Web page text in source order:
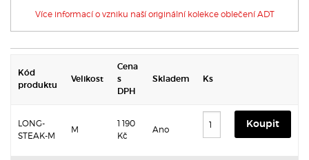
Více informací o vzniku naší originální kolekce oblečení ADT
Kód
produktu
Velikost
Cena
s
DPH
Skladem Ks
LONG-
STEAK-M
M
1 190
Kč
Ano
Koupit